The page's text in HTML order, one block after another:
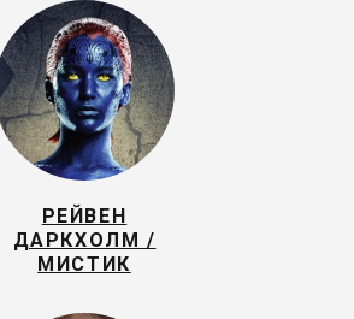
РЕЙВЕН
ДАРКХОЛМ /
МИСТИК